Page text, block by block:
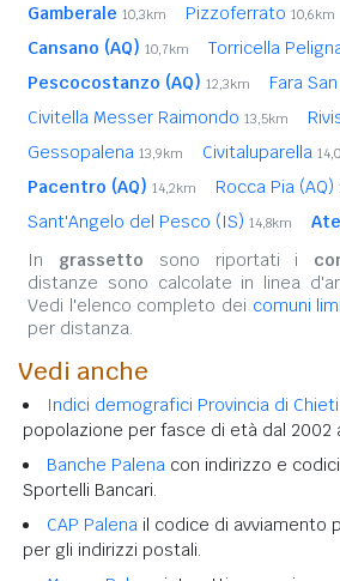
Gamberale 10,3km Pizzoferrato 10,6km
Cansano (AQ) 10,7km Torricella
Pescocostanzo (AQ) 12,3km Fara
Civitella Messer Raimondo 13,5km
Gessopalena 13,9km Civitaluparella
Pacentro (AQ) 14,2km Rocca Pia (AQ)
Sant'Angelo del Pesco (IS) 14,8km
In grassetto sono riportati i
distanze sono calcolate in linea
Vedi l'elenco completo dei comuni
per distanza.
Vedi anche
Indici demografici Provincia di Chieti
popolazione per fasce di età dal 2002
Banche Palena con indirizzo e
Sportelli Bancari.
CAP Palena il codice di avviamento
per gli indirizzi postali.